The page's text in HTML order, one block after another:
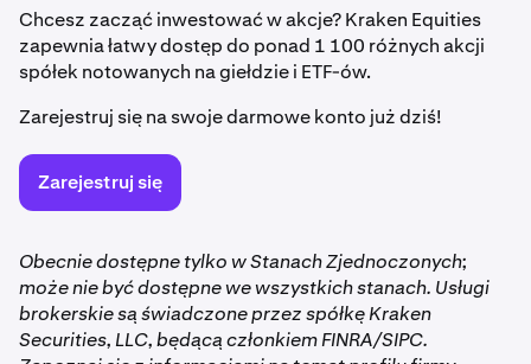
Chcesz zacząć inwestować w akcje? Kraken Equities
zapewnia łatwy dostęp do ponad 1 100 różnych akcji
spółek notowanych na giełdzie i ETF-ów.
Zarejestruj się na swoje darmowe konto już dziś!
Zarejestruj się
Obecnie dostępne tylko w Stanach Zjednoczonych;
może nie być dostępne we wszystkich stanach. Usługi
brokerskie są świadczone przez spółkę Kraken
Securities, LLC, będącą członkiem FINRA/SIPC.